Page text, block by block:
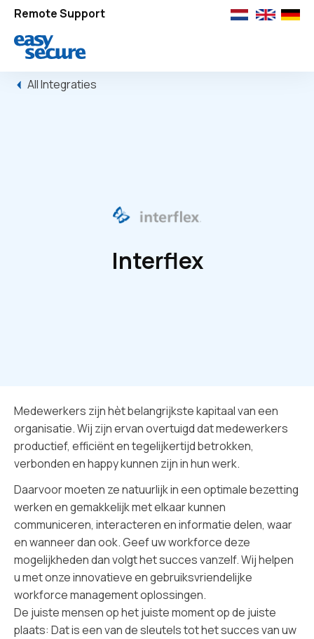
Remote Support
All Integraties
Interflex
Medewerkers zijn hèt belangrijkste kapitaal van een
organisatie. Wij zijn ervan overtuigd dat medewerkers
productief, efficiënt en tegelijkertijd betrokken,
verbonden en happy kunnen zijn in hun werk.
Daarvoor moeten ze natuurlijk in een optimale bezetting
werken en gemakkelijk met elkaar kunnen
communiceren, interacteren en informatie delen, waar
en wanneer dan ook. Geef uw workforce deze
mogelijkheden dan volgt het succes vanzelf. Wij helpen
u met onze innovatieve en gebruiksvriendelijke
workforce management oplossingen.
De juiste mensen op het juiste moment op de juiste
plaats: Dat is een van de sleutels tot het succes van uw